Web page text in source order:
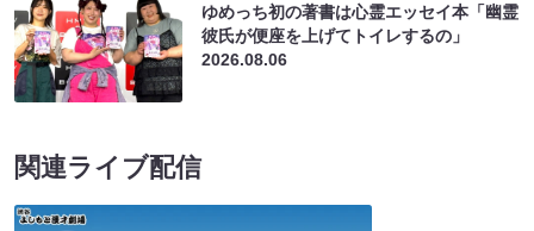
ゆめっち初の著書は心霊エッセイ本「幽霊
彼氏が便座を上げてトイレするの」
2026.08.06
関連ライブ配信